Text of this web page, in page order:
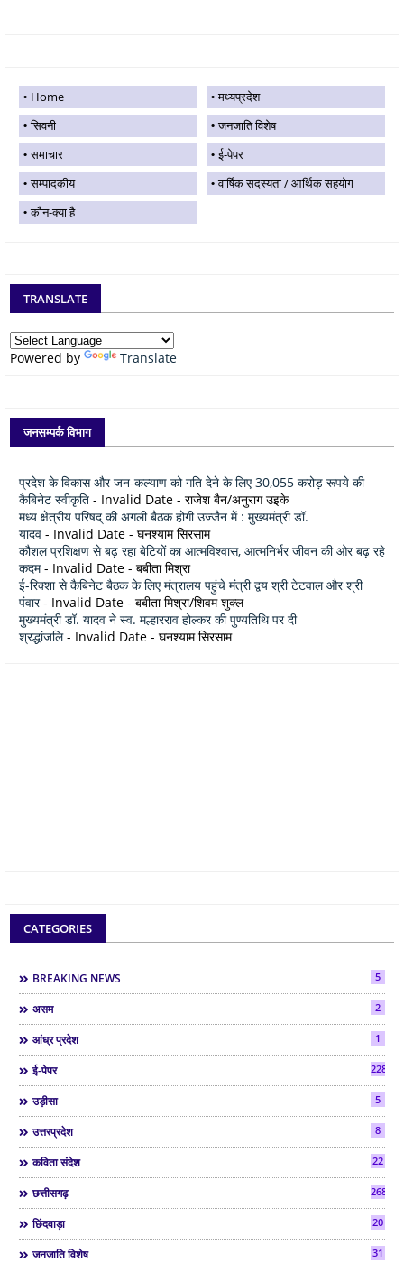
Home
मध्यप्रदेश
सिवनी
जनजाति विशेष
समाचार
ई-पेपर
सम्पादकीय
वार्षिक सदस्यता / आर्थिक सहयोग
कौन-क्या है
TRANSLATE
Powered by Translate
जनसम्पर्क विभाग
प्रदेश के विकास और जन-कल्याण को गति देने के लिए 30,055 करोड़ रूपये की
कैबिनेट स्वीकृति - Invalid Date - राजेश बैन/अनुराग उइके
मध्य क्षेत्रीय परिषद् की अगली बैठक होगी उज्जैन में : मुख्यमंत्री डॉ.
यादव - Invalid Date - घनश्याम सिरसाम
कौशल प्रशिक्षण से बढ़ रहा बेटियों का आत्मविश्वास, आत्मनिर्भर जीवन की ओर बढ़ रहे
कदम- Invalid Date - बबीता मिश्रा
ई-रिक्शा से कैबिनेट बैठक के लिए मंत्रालय पहुंचे मंत्री द्वय श्री टेटवाल और श्री
पंवार- Invalid Date - बबीता मिश्रा/शिवम शुक्ल
मुख्यमंत्री डॉ. यादव ने स्व. मल्हारराव होल्कर की पुण्यतिथि पर दी
श्रद्धांजलि- Invalid Date - घनश्याम सिरसाम
CATEGORIES
BREAKING NEWS 5
असम 2
आंध्र प्रदेश 1
ई-पेपर 2286
उड़ीसा 5
उत्तरप्रदेश 8
कविता संदेश 22
छत्तीसगढ़ 268
छिंदवाड़ा 20
जनजाति विशेष 31